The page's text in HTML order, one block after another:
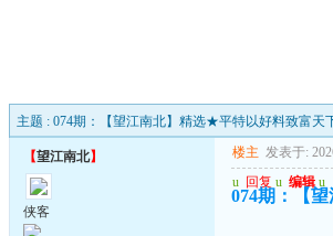
主题 : 074期：【望江南北】精选★平特以好料致富天
【望江南北】
侠客
楼主 发表于:
u 回复 u 编辑 u
074期：【